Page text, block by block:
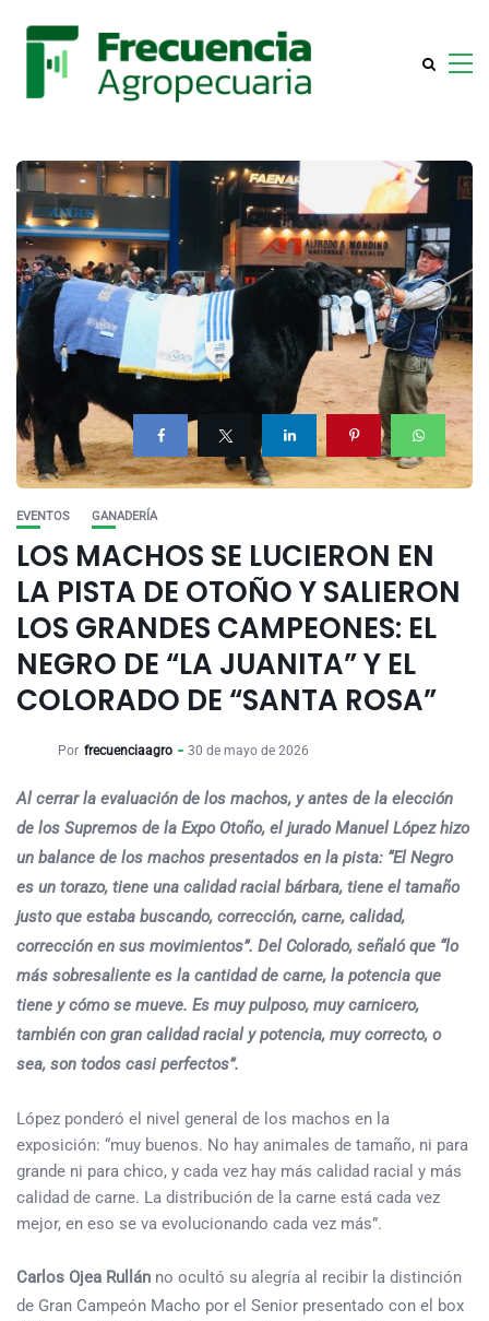
EVENTOS GANADERÍA
LOS MACHOS SE LUCIERON EN
LA PISTA DE OTOÑO Y SALIERON
LOS GRANDES CAMPEONES: EL
NEGRO DE “LA JUANITA” Y EL
COLORADO DE “SANTA ROSA”
Por frecuenciaagro 30 de mayo de 2026
Al cerrar la evaluación de los machos, y antes de la elección
de los Supremos de la Expo Otoño, el jurado Manuel López hizo
un balance de los machos presentados en la pista: “El Negro
es un torazo, tiene una calidad racial bárbara, tiene el tamaño
justo que estaba buscando, corrección, carne, calidad,
corrección en sus movimientos”. Del Colorado, señaló que “lo
más sobresaliente es la cantidad de carne, la potencia que
tiene y cómo se mueve. Es muy pulposo, muy carnicero,
también con gran calidad racial y potencia, muy correcto, o
sea, son todos casi perfectos”.
López ponderó el nivel general de los machos en la
exposición: “muy buenos. No hay animales de tamaño, ni para
grande ni para chico, y cada vez hay más calidad racial y más
calidad de carne. La distribución de la carne está cada vez
mejor, en eso se va evolucionando cada vez más”.
Carlos Ojea Rullán no ocultó su alegría al recibir la distinción
de Gran Campeón Macho por el Senior presentado con el box